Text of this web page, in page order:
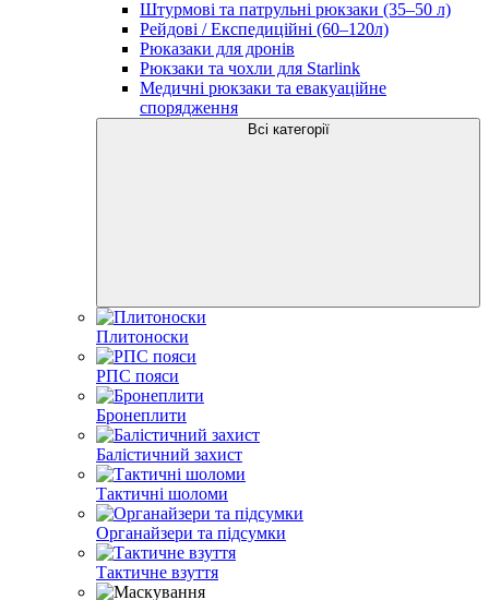
Штурмові та патрульні рюкзаки (35–50 л)
Рейдові / Експедиційні (60–120л)
Рюказаки для дронів
Рюкзаки та чохли для Starlink
Медичні рюкзаки та евакуаційне
спорядження
Всі категорії
Плитоноски
РПС пояси
Бронеплити
Балістичний захист
Тактичні шоломи
Органайзери та підсумки
Тактичне взуття